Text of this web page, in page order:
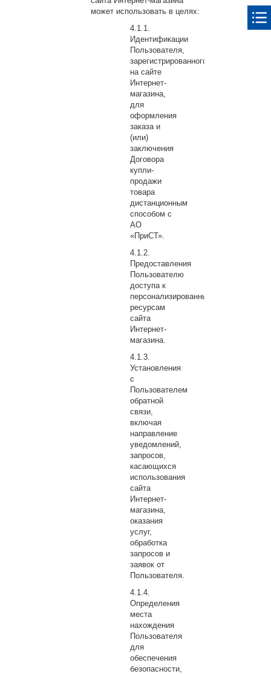
может использовать в целях:
Идентификации
Пользователя,
зарегистрированного
на сайте
Интернет-
магазина,
для
оформления
заказа и
(или)
заключения
Договора
купли-
продажи
товара
дистанционным
способом с
АО
«ПриСТ».
Предоставления
Пользователю
доступа к
персонализированным
ресурсам
сайта
Интернет-
магазина.
Установления
с
Пользователем
обратной
связи,
включая
направление
уведомлений,
запросов,
касающихся
использования
сайта
Интернет-
магазина,
оказания
услуг,
обработка
запросов и
заявок от
Пользователя.
Определения
места
нахождения
Пользователя
для
обеспечения
безопасности,